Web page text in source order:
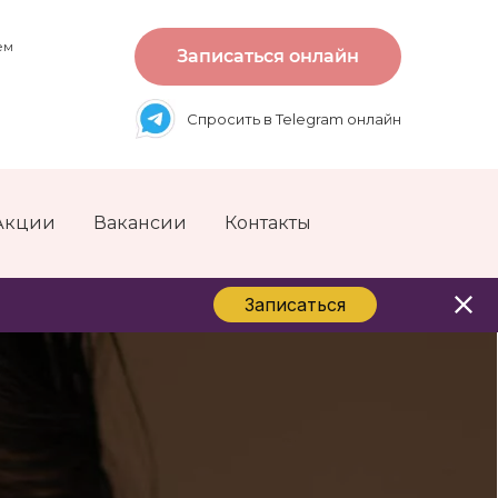
Записаться онлайн
Спросить в Telegram онлайн
Вакансии Контакты
Записаться